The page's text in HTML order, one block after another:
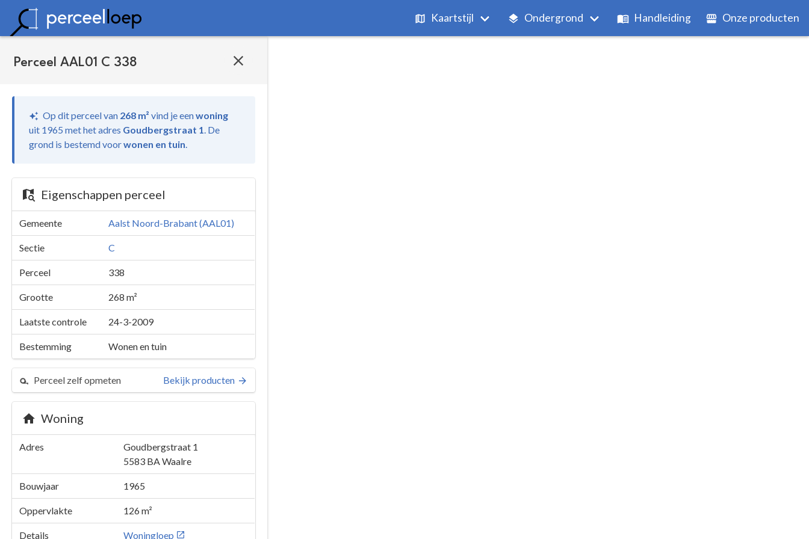
Kaartstijl Ondergrond Handleiding Onze producten
Perceel AAL01 C 338
Op dit perceel van 268 m² vind jeeenwoning
uit 1965 met het adres Goudbergstraat 1. De
grond is bestemd voorwonen en tuin.
Eigenschappen perceel
Gemeente Aalst Noord-Brabant (AAL01)
Sectie C
Perceel 338
Grootte 268 m²
Laatste controle 24-3-2009
Bestemming Wonen en tuin
Perceel zelf opmeten Bekijk producten
Woning
Adres
Goudbergstraat 1
5583 BAWaalre
Bouwjaar 1965
Oppervlakte 126 m²
Details Woningloep